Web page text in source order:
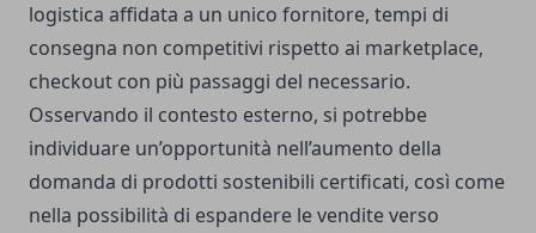
logistica affidata a un unico fornitore, tempi di
consegna non competitivi rispetto ai marketplace,
checkout con più passaggi del necessario.
Osservando il contesto esterno, si potrebbe
individuare un’opportunità nell’aumento della
domanda di prodotti sostenibili certificati, così come
nella possibilità di espandere le vendite verso